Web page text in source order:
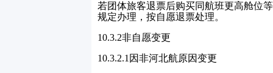
若团体旅客退票后购买同航班更高舱位
规定办理，按自愿退票处理。
10.3.2非自愿变更
10.3.2.1 因非河北航原因变更